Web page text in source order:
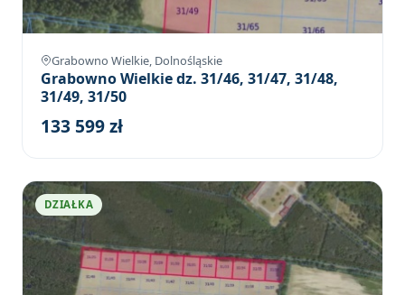
Grabowno Wielkie, Dolnośląskie
Grabowno Wielkie dz. 31/46, 31/47, 31/48,
31/49, 31/50
133 599 zł
DZIAŁKA